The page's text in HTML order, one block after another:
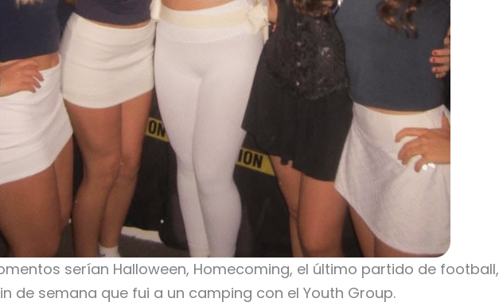
serían Halloween, Homecoming, el último partido de football,
de semana que fui a un camping con el Youth Group.